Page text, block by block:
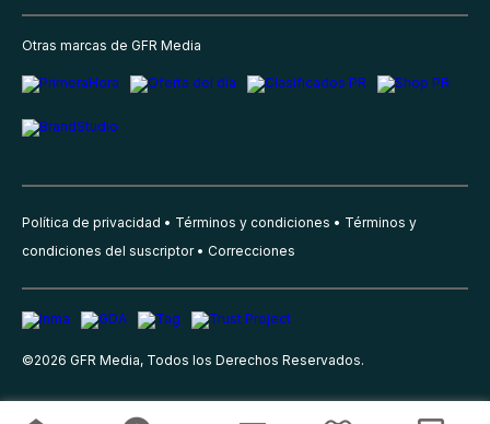
Otras marcas de GFR Media
Política de privacidad Términos y condiciones
Términos y
condiciones del suscriptor
Correcciones
©2026 GFR Media, Todos los Derechos Reservados.